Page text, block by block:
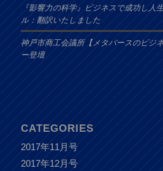
『影響力の科学』ビジネスで成功し人
ル：翻訳いたしました
神戸市商工会議所【メタバースのビジ
ー登壇
CATEGORIES
2017年11月号
2017年12月号